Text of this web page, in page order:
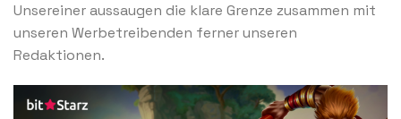
Unsereiner aussaugen die klare Grenze zusammen mit
unseren Werbetreibenden ferner unseren
Redaktionen.